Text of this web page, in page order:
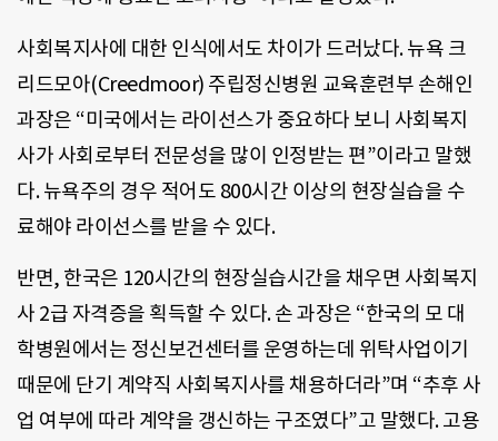
사회복지사에 대한 인식에서도 차이가 드러났다. 뉴욕 크
리드모아(Creedmoor) 주립정신병원 교육훈련부 손해인
과장은 “미국에서는 라이선스가 중요하다 보니 사회복지
사가 사회로부터 전문성을 많이 인정받는 편”이라고 말했
다. 뉴욕주의 경우 적어도 800시간 이상의 현장실습을 수
료해야 라이선스를 받을 수 있다.
반면, 한국은 120시간의 현장실습시간을 채우면 사회복지
사 2급 자격증을 획득할 수 있다. 손 과장은 “한국의 모 대
학병원에서는 정신보건센터를 운영하는데 위탁사업이기
때문에 단기 계약직 사회복지사를 채용하더라”며 “추후 사
업 여부에 따라 계약을 갱신하는 구조였다”고 말했다. 고용